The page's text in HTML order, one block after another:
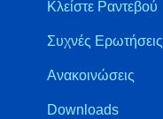
Κλείστε Ραντεβού
Συχνές Ερωτήσεις
Ανακοινώσεις
Downloads